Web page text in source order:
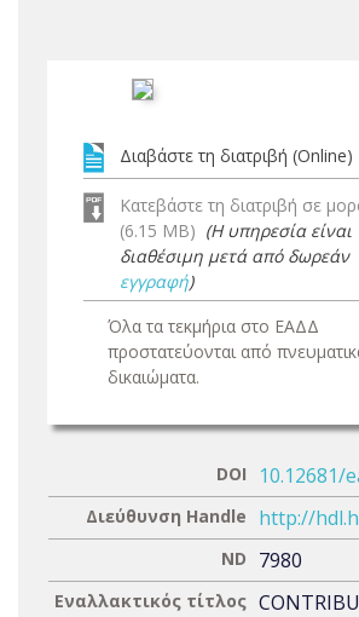
Διαβάστε τη διατριβή (Online)
Κατεβάστε τη διατριβή σε
(6.15 MB) (Η υπηρεσία είναι
διαθέσιμη μετά από δωρεάν
εγγραφή)
Όλα τα τεκμήρια στο ΕΑΔΔ
προστατεύονται από
δικαιώματα.
DOI 10.12681/
Διεύθυνση Handle http://
ND 7980
Εναλλακτικός τίτλος